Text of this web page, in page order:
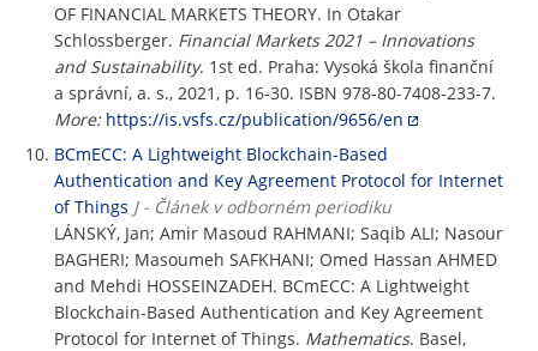
OF FINANCIAL MARKETS THEORY. In Otakar
Schlossberger. Financial Markets 2021 – Innovations
and Sustainability. 1st ed. Praha: Vysoká škola finanční
a správní, a. s., 2021, p. 16-30. ISBN 978-80-7408-233-7.
More: https://is.vsfs.cz/publication/9656/en
BCmECC: A Lightweight Blockchain-Based
Authentication and Key Agreement Protocol for Internet
of Things J - Článek v odborném periodiku
LÁNSKÝ, Jan; Amir Masoud RAHMANI; Saqib ALI; Nasour
BAGHERI; Masoumeh SAFKHANI; Omed Hassan AHMED
and Mehdi HOSSEINZADEH. BCmECC: A Lightweight
Blockchain-Based Authentication and Key Agreement
Protocol for Internet of Things. Mathematics. Basel,